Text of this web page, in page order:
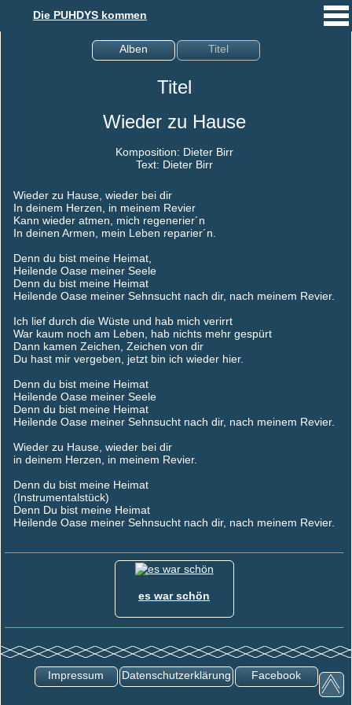
Die PUHDYS kommen
Alben Titel
Titel
Wieder zu Hause
Komposition: Dieter Birr
Text: Dieter Birr
Wieder zu Hause, wieder bei dir
In deinem Herzen, in meinem Revier
Kann wieder atmen, mich regenerier´n
In deinen Armen, mein Leben reparier´n.
Denn du bist meine Heimat,
Heilende Oase meiner Seele
Denn du bist meine Heimat
Heilende Oase meiner Sehnsucht nach dir, nach meinem Revier.
Ich lief durch die Wüste und hab mich verirrt
War kaum noch am Leben, hab nichts mehr gespürt
Dann kamen Zeichen, Zeichen von dir
Du hast mir vergeben, jetzt bin ich wieder hier.
Denn du bist meine Heimat
Heilende Oase meiner Seele
Denn du bist meine Heimat
Heilende Oase meiner Sehnsucht nach dir, nach meinem Revier.
Wieder zu Hause, wieder bei dir
in deinem Herzen, in meinem Revier.
Denn du bist meine Heimat
(Instrumentalstück)
Denn Du bist meine Heimat
Heilende Oase meiner Sehnsucht nach dir, nach meinem Revier.
es war schön
Impressum Datenschutzerklärung Facebook